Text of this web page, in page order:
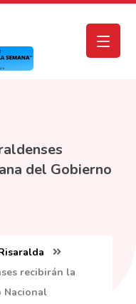
del Gobierno
recibirán la
Nacional